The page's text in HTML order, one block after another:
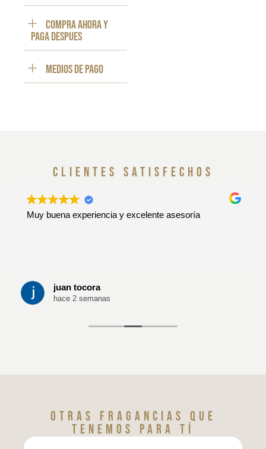
Compra ahora y
paga despues
Medios de pago
clientes satisfechos
Muy buena experiencia y excelente asesoría
juan tocora
hace 2 semanas
Otras fragancias que
tenemos para tí